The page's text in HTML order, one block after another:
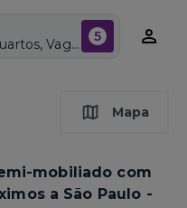
Individual ou Casal, 1+ Quartos, Vagas de garagem: Sim, Semi mobiliado, Piscina 5
Mapa
mobiliado com
a São Paulo -